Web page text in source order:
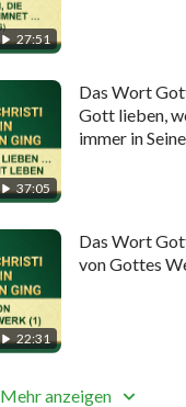
27:51
37:05
Das Wort
Gott lieben,
immer in
22:31
Das Wort
von Gottes
Mehr anzeigen